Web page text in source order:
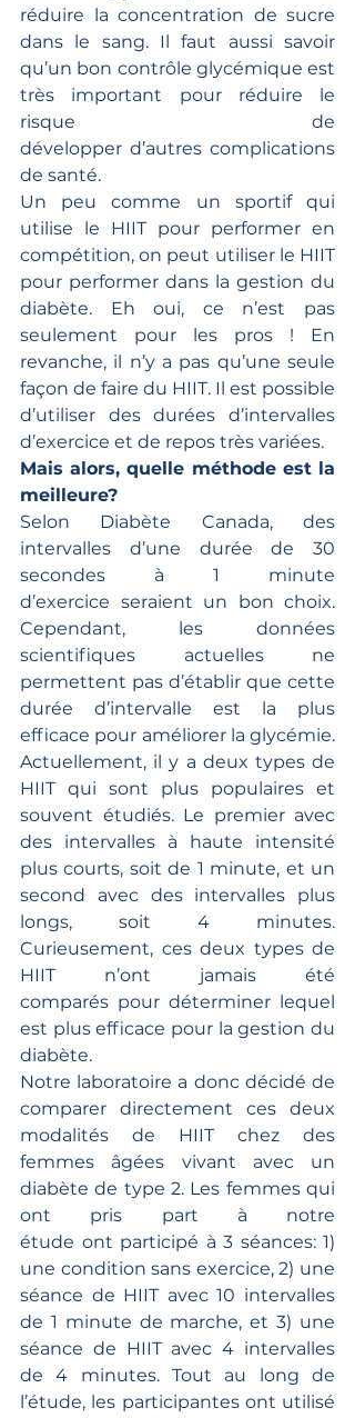
réduire la concentration de sucre
dans le sang. Il faut aussi savoir
qu’un bon contrôle glycémique est
très important pour réduire le
risque de
développer d’autres complications
de santé.
Un peu comme un sportif qui
utilise le HIIT pour performer en
compétition, on peut utiliser le HIIT
pour performer dans la gestion du
diabète. Eh oui, ce n’est pas
seulement pour les pros ! En
revanche, il n’y a pas qu’une seule
façon de faire du HIIT. Il est possible
d’utiliser des durées d’intervalles
d’exercice et de repos très variées.
Mais alors, quelle méthode est la
meilleure?
Selon Diabète Canada, des
intervalles d’une durée de 30
secondes à 1 minute
d’exercice seraient un bon choix.
Cependant, les données
scientifiques actuelles ne
permettent pas d’établir que cette
durée d’intervalle est la plus
efficace pour améliorer la glycémie.
Actuellement, il y a deux types de
HIIT qui sont plus populaires et
souvent étudiés. Le premier avec
des intervalles à haute intensité
plus courts, soit de 1 minute, et un
second avec des intervalles plus
longs, soit 4 minutes.
Curieusement, ces deux types de
HIIT n’ont jamais été
comparés pour déterminer lequel
est plus efficace pour la gestion du
diabète.
Notre laboratoire a donc décidé de
comparer directement ces deux
modalités de HIIT chez des
femmes âgées vivant avec un
diabète de type 2. Les femmes qui
ont pris part à notre
étude ont participé à 3 séances: 1)
une condition sans exercice, 2) une
séance de HIIT avec 10 intervalles
de 1 minute de marche, et 3) une
séance de HIIT avec 4 intervalles
de 4 minutes. Tout au long de
l’étude, les participantes ont utilisé